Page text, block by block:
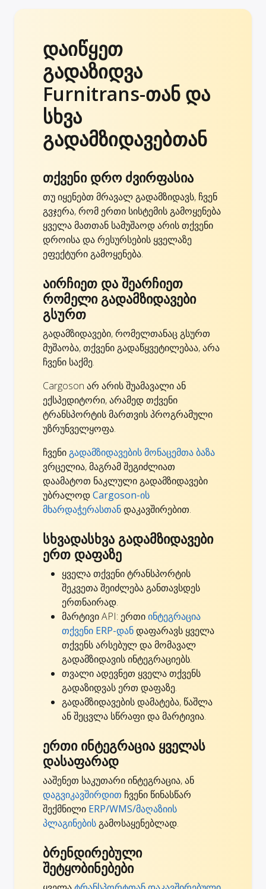
დაიწყეთ
გადაზიდვა
Furnitrans-თან და
სხვა
გადამზიდავებთან
თქვენი დრო ძვირფასია
თუ იყენებთ მრავალ გადამზიდავს, ჩვენ
გვჯერა, რომ ერთი სისტემის გამოყენება
ყველა მათთან სამუშაოდ არის თქვენი
დროისა და რესურსების ყველაზე
ეფექტური გამოყენება.
აირჩიეთ და შეარჩიეთ
რომელი გადამზიდავები
გსურთ
გადამზიდავები, რომელთანაც გსურთ
მუშაობა, თქვენი გადაწყვეტილებაა, არა
ჩვენი საქმე.
Cargoson არ არის შუამავალი ან
ექსპედიტორი, არამედ თქვენი
ტრანსპორტის მართვის პროგრამული
უზრუნველყოფა.
ჩვენიგადამზიდავების მონაცემთა ბაზა
ვრცელია, მაგრამ შეგიძლიათ
დაამატოთ ნაკლული გადამზიდავები
უბრალოდCargoson-ის
მხარდაჭერასთანდაკავშირებით.
სხვადასხვა გადამზიდავები
ერთ დაფაზე
ყველა თქვენი ტრანსპორტის
შეკვეთა შეიძლება განთავსდეს
ერთნაირად.
მარტივი API: ერთიინტეგრაცია
თქვენი ERP-დანდაფარავს ყველა
თქვენს არსებულ და მომავალ
გადამზიდავის ინტეგრაციებს.
თვალი ადევნეთ ყველა თქვენს
გადაზიდვას ერთ დაფაზე.
გადამზიდავების დამატება, წაშლა
ან შეცვლა სწრაფი და მარტივია.
ერთი ინტეგრაცია ყველას
დასაფარად
ააშენეთ საკუთარი ინტეგრაცია, ან
დაგვიკავშირდით ჩვენი წინასწარ
შექმნილი ERP/WMS/მაღაზიის
პლაგინებისგამოსაყენებლად.
ბრენდირებული
შეტყობინებები